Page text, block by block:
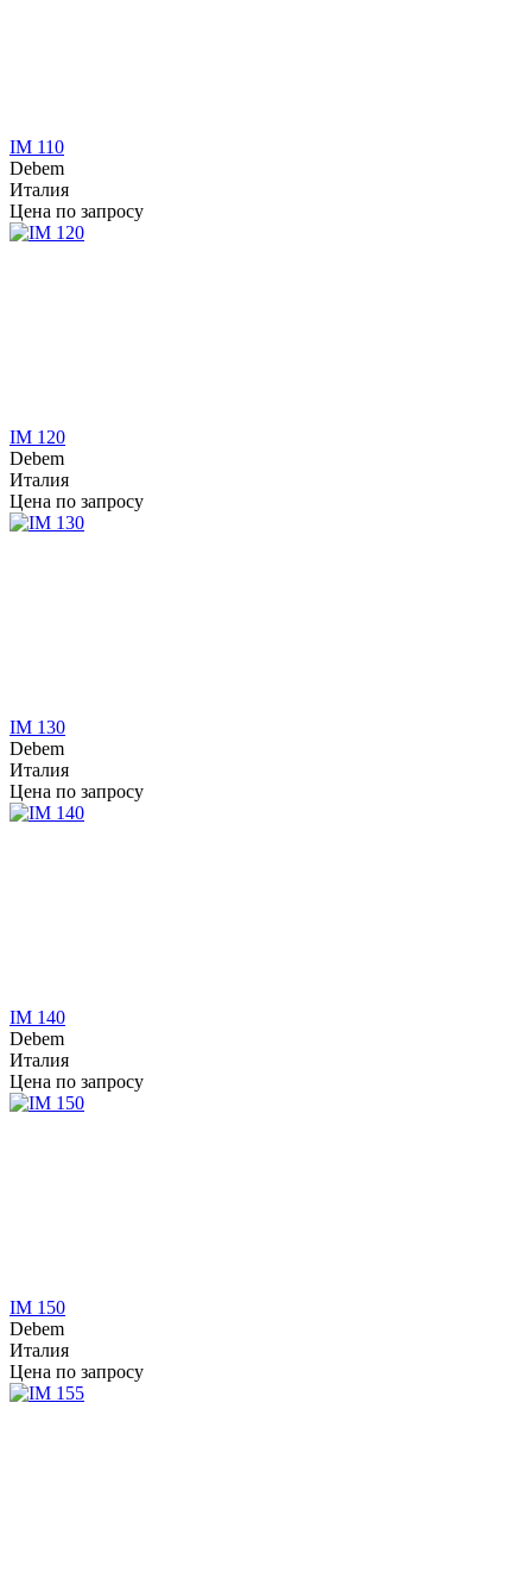
IM 110
Debem
Италия
Цена по запросу
IM 120
Debem
Италия
Цена по запросу
IM 130
Debem
Италия
Цена по запросу
IM 140
Debem
Италия
Цена по запросу
IM 150
Debem
Италия
Цена по запросу